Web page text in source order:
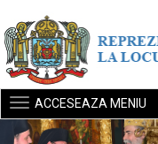
ACCESEAZA MENIU